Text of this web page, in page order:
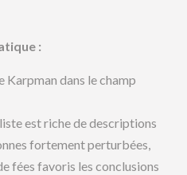
:
Karpman dans le champ
est riche de descriptions
fortement perturbées,
fées favoris les conclusions